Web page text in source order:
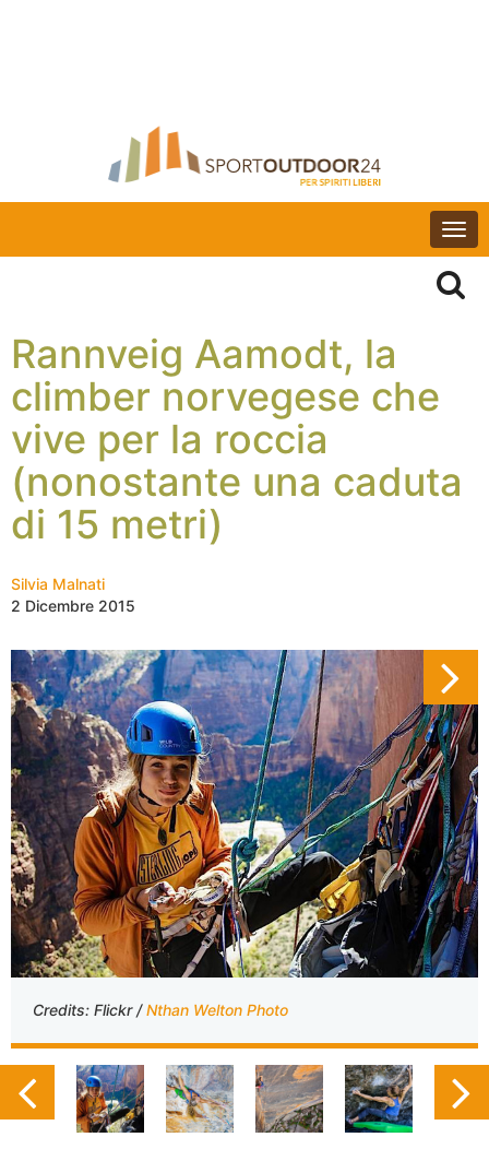
Rannveig Aamodt, la
climber norvegese che
vive per la roccia
(nonostante una caduta
di 15 metri)
Silvia Malnati
2 Dicembre 2015
Credits: Flickr /Nthan Welton Photo